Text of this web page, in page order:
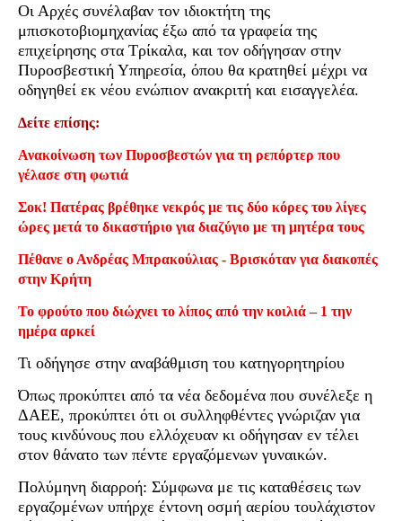
Οι Αρχές συνέλαβαν τον ιδιοκτήτη της
μπισκοτοβιομηχανίας έξω από τα γραφεία της
επιχείρησης στα Τρίκαλα, και τον οδήγησαν στην
Πυροσβεστική Υπηρεσία, όπου θα κρατηθεί μέχρι να
οδηγηθεί εκ νέου ενώπιον ανακριτή και εισαγγελέα.
Δείτε επίσης:
Ανακοίνωση των Πυροσβεστών για τη ρεπόρτερ που
γέλασε στη φωτιά
Σοκ! Πατέρας βρέθηκε νεκρός με τις δύο κόρες του λίγες
ώρες μετά το δικαστήριο για διαζύγιο με τη μητέρα τους
Πέθανε ο Ανδρέας Μπρακούλιας - Βρισκόταν για διακοπές
στην Κρήτη
Το φρούτο που διώχνει το λίπος από την κοιλιά – 1 την
ημέρα αρκεί
Τι οδήγησε στην αναβάθμιση του κατηγορητηρίου
Όπως προκύπτει από τα νέα δεδομένα που συνέλεξε η
ΔΑΕΕ, προκύπτει ότι οι συλληφθέντες γνώριζαν για
τους κινδύνους που ελλόχευαν κι οδήγησαν εν τέλει
στον θάνατο των πέντε εργαζόμενων γυναικών.
Πολύμηνη διαρροή: Σύμφωνα με τις καταθέσεις των
εργαζομένων υπήρχε έντονη οσμή αερίου τουλάχιστον